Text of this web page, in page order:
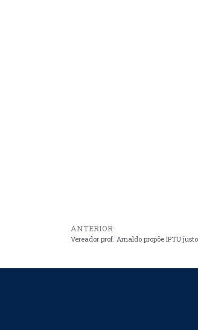
ANTERIOR
Vereador prof. Arnaldo propõe IPTU